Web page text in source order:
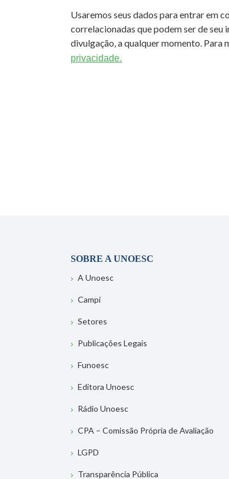
Usaremos seus dados para entrar em
correlacionadas que podem ser de seu
divulgação, a qualquer momento. Para
privacidade.
SOBRE A UNOESC
A Unoesc
Campi
Setores
Publicações Legais
Funoesc
Editora Unoesc
Rádio Unoesc
CPA – Comissão Própria de Avaliação
LGPD
Transparência Pública